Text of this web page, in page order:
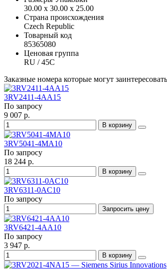
30.00 x 30.00 x 25.00
Страна происхождения
Czech Republic
Товарный код
85365080
Ценовая группа
RU / 45C
Заказные номера которые могут заинтересовать
3RV2411-4AA15
По запросу
9 007 р.
В корзину
3RV5041-4MA10
По запросу
18 244 р.
В корзину
3RV6311-0AC10
По запросу
Запросить цену
3RV6421-4AA10
По запросу
3 947 р.
В корзину